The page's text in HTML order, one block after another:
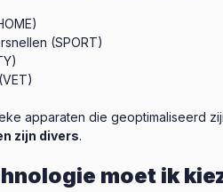
(SPORT)
apparaten die geoptimaliseerd
zijn divers.
moet ik